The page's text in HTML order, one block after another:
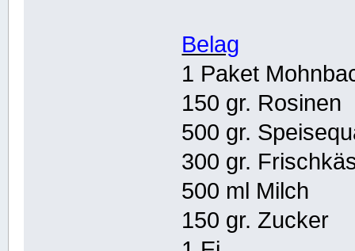
Belag
1 Paket
150 gr. Rosinen
500 gr.
300 gr.
500 ml Milch
150 gr. Zucker